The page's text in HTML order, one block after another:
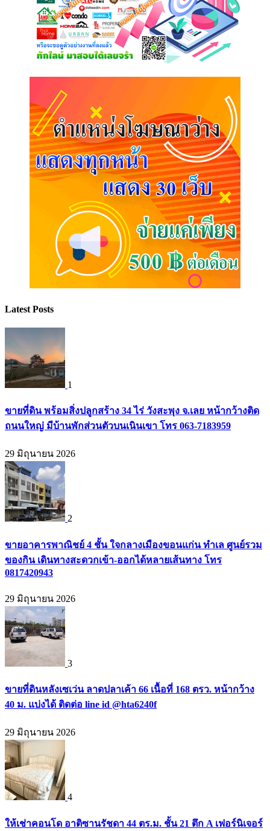
Latest Posts
1
ขายที่ดิน พร้อมสิ่งปลูกสร้าง 34 ไร่ วังสะพุง จ.เลย หน้ากว้างติด
ถนนใหญ่ มีบ้านพักส่วนตัวบนเนินเขา โทร 063-7183959
29 มิถุนายน 2026
2
ขายอาคารพาณิชย์ 4 ชั้น ใจกลางเมืองขอนแก่น ทำเล ศูนย์รวม
ของกิน เดินทางสะดวกเข้า-ออกได้หลายเส้นทาง โทร
0817420943
29 มิถุนายน 2026
3
ขายที่ดินหลังเซเว่น ลาดปลาเค้า 66 เนื้อที่ 168 ตรว. หน้ากว้าง
40 ม. แบ่งได้ ติดต่อ line id @hta6240f
29 มิถุนายน 2026
4
ให้เช่าคอนโด อาติซานรัชดา 44 ตร.ม. ชั้น 21 ตึก A เฟอร์นิเจอร์